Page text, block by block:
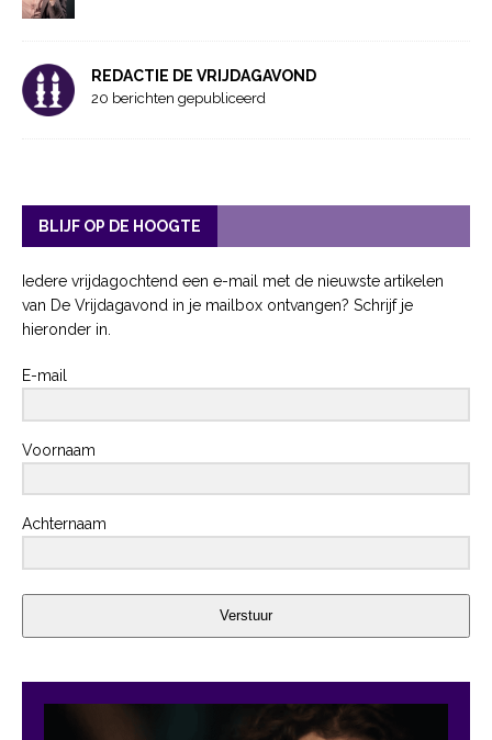
REDACTIE DE VRIJDAGAVOND
20 berichten gepubliceerd
BLIJF OP DE HOOGTE
Iedere vrijdagochtend een e-mail met de nieuwste artikelen
van De Vrijdagavond in je mailbox ontvangen? Schrijf je
hieronder in.
E-mail
Voornaam
Achternaam
Verstuur